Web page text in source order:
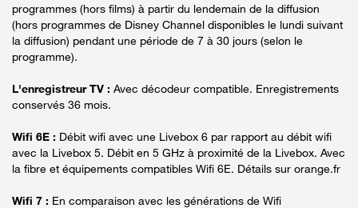
programmes (hors films) à partir du lendemain de la diffusion
(hors programmes de Disney Channel disponibles le lundi suivant
la diffusion) pendant une période de 7 à 30 jours (selon le
programme).
L'enregistreur TV : Avec décodeur compatible. Enregistrements
conservés 36 mois.
Wifi 6E : Débit wifi avec une Livebox 6 par rapport au débit wifi
avec la Livebox 5. Débit en 5 GHz à proximité de la Livebox. Avec
la fibre et équipements compatibles Wifi 6E. Détails sur orange.fr
Wifi 7 : En comparaison avec les générations de Wifi